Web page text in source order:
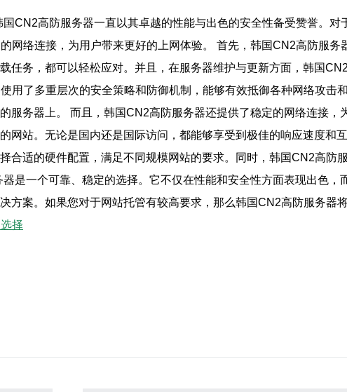
CN2高防服务器一直以其卓越的性能与出色的安全性备受赞誉。
网络连接，为用户带来更好的上网体验。 首先，韩国CN2高防服
任务，都可以轻松应对。并且，在服务器维护与更新方面，韩国
用了多重层次的安全策略和防御机制，能够有效抵御各种网络攻击
服务器上。 而且，韩国CN2高防服务器还提供了稳定的网络连接
网站。无论是国内还是国际访问，都能够享受到极佳的响应速度
合适的硬件配置，满足不同规模网站的要求。同时，韩国CN2高防
是一个可靠、稳定的选择。它不仅在性能和安全性方面表现出色
方案。如果您对于网站托管有较高要求，那么韩国CN2高防服务器
择